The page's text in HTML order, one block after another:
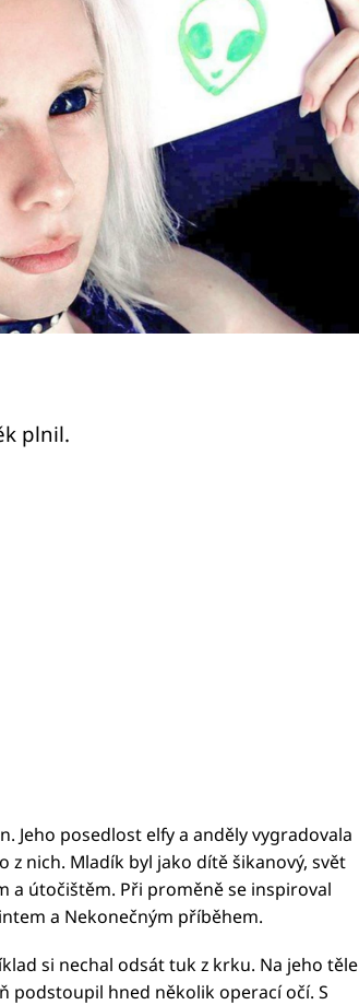
plnil.
Jeho posedlost elfy a anděly vygradovala
nich. Mladík byl jako dítě šikanový, svět
a útočištěm. Při proměně se inspiroval
a Nekonečným příběhem.
si nechal odsát tuk z krku. Na jeho těle
podstoupil hned několik operací očí. S